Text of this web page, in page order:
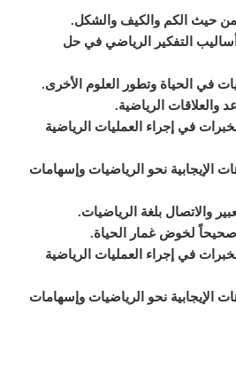
حيث الكم والكيف والشكل.
التفكير الرياضي في حل
في الحياة وتطور العلوم الأخرى.
والعلاقات الرياضية.
في إجراء العمليات الرياضية
الإيجابية نحو الرياضيات وإسهامات
والاتصال بلغة الرياضيات.
صحيحاً لخوض غمار الحياة.
في إجراء العمليات الرياضية
الإيجابية نحو الرياضيات وإسهامات